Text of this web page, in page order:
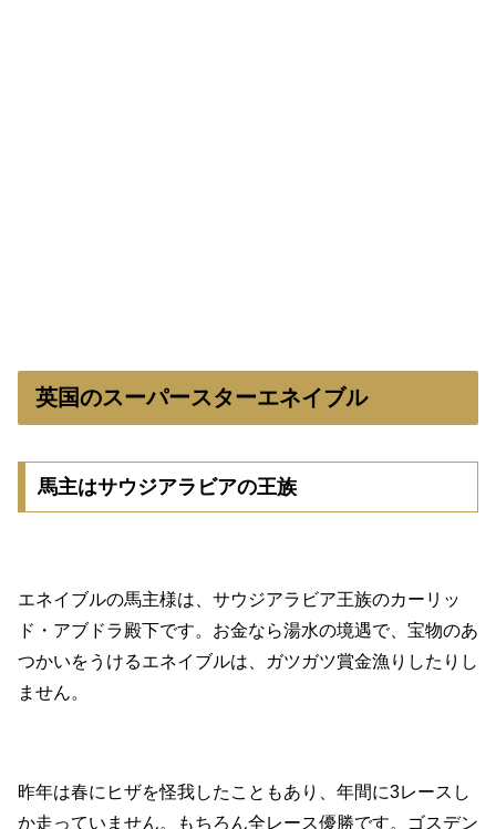
英国のスーパースターエネイブル
馬主はサウジアラビアの王族
エネイブルの馬主様は、サウジアラビア王族のカーリッ
ド・アブドラ殿下です。お金なら湯水の境遇で、宝物のあ
つかいをうけるエネイブルは、ガツガツ賞金漁りしたりし
ません。
昨年は春にヒザを怪我したこともあり、年間に3レースし
か走っていません。もちろん全レース優勝です。ゴスデン